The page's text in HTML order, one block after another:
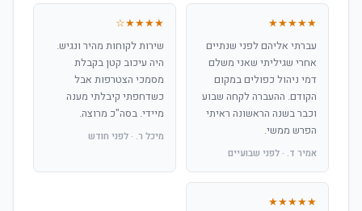
★★★★★
עברתי אליהם לפני שנתיים
אחרי שגיליתי שאני משלם
דמי ניהול כפולים במקום
הקודם. ההעברה לקחה שבוע
וכבר בשנה הראשונה ראיתי
הפרש ממשי.
אמיר ד. · לפני שבועיים
★★★★☆
שירות לקוחות מהיר ונגיש.
היה עיכוב קטן בקבלת
מסמכי הצטרפות אבל
כשדחפתי קיבלתי מענה
מיידי. בסה"כ מרוצה.
מיכל ר. · לפני חודש
★★★★★